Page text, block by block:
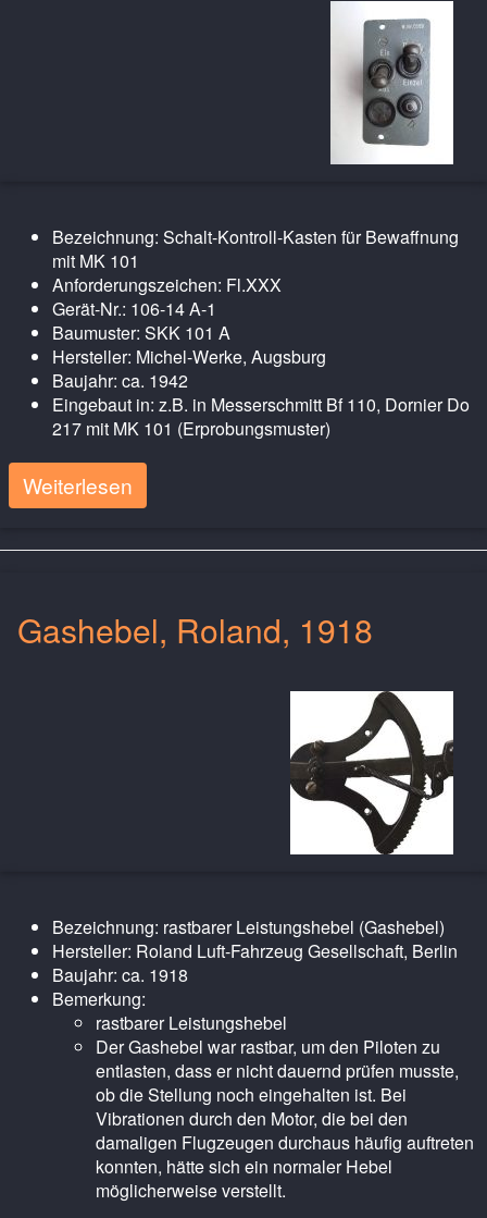
Bezeichnung: Schalt-Kontroll-Kasten für Bewaffnung
mit MK 101
Anforderungszeichen: Fl.XXX
Gerät-Nr.: 106-14 A-1
Baumuster: SKK 101 A
Hersteller: Michel-Werke, Augsburg
Baujahr: ca. 1942
Eingebaut in: z.B. in Messerschmitt Bf 110, Dornier Do
217 mit MK 101 (Erprobungsmuster)
Weiterlesen
Gashebel, Roland, 1918
Bezeichnung: rastbarer Leistungshebel (Gashebel)
Hersteller: Roland Luft-Fahrzeug Gesellschaft, Berlin
Baujahr: ca. 1918
Bemerkung:
rastbarer Leistungshebel
Der Gashebel war rastbar, um den Piloten zu
entlasten, dass er nicht dauernd prüfen musste,
ob die Stellung noch eingehalten ist. Bei
Vibrationen durch den Motor, die bei den
damaligen Flugzeugen durchaus häufig auftreten
konnten, hätte sich ein normaler Hebel
möglicherweise verstellt.